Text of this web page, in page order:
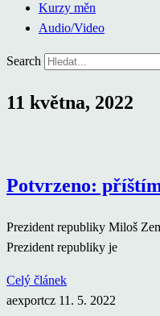
Kurzy měn
Audio/Video
Search
11 května, 2022
Potvrzeno:
Prezident republiky Miloš
Prezident republiky je
Celý článek
aexportcz 11. 5. 2022